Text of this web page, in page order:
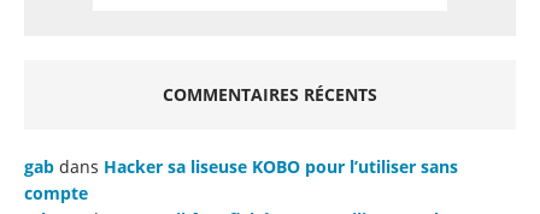
COMMENTAIRES RÉCENTS
gab dans Hacker sa liseuse KOBO pour l’utiliser sans
compte